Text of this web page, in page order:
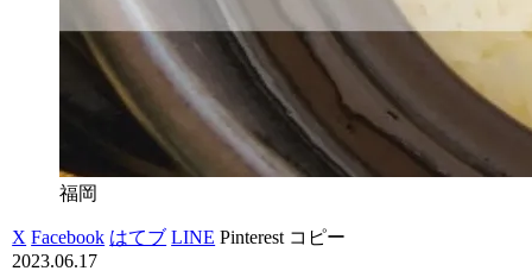
福岡
X Facebook はてブ LINE Pinterest コピー
2023.06.17